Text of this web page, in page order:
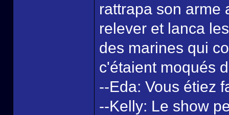
rattrapa son arme
relever et lanca
des marines qui
c'étaient moqués
--Eda: Vous étiez
--Kelly: Le show